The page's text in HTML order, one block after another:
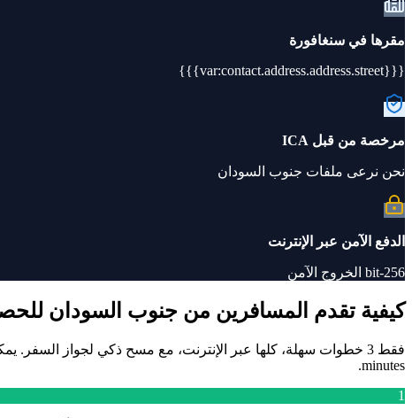
مقرها في سنغافورة
{{{var:contact.address.address.street}}}
مرخصة من قبل ICA
نحن نرعى ملفات جنوب السودان
الدفع الآمن عبر الإنترنت
256-bit الخروج الآمن
كيفية تقدم المسافرين من جنوب السودان
minutes.
1